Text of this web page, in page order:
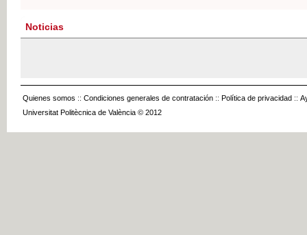
Noticias
Quienes somos :: Condiciones generales de contratación :: Política de privacidad ::
Universitat Politècnica de València © 2012